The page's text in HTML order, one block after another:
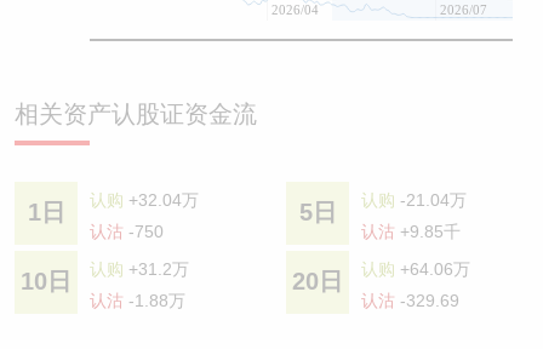
2026/04 2026/07
相关资产认股证资金流
1日 认购 +32.04万
认沽 -750
5日 认购 -21.04万
认沽 +9.85千
10日 认购 +31.2万
认沽 -1.88万
20日 认购 +64.06万
认沽 -329.69